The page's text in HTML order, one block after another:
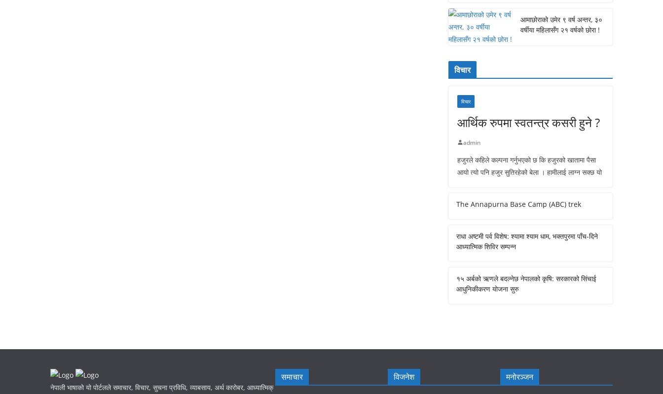
आमाछोराको उमेर ९ वर्ष अन्तर, ३०
वर्षीया महिलासँग २१ वर्षको छोरा !
विचार
विचार
आर्थिक रुपमा स्वतन्त्र कसरी हुने ?
admin
हजुरले कहिले कल्पना गर्नुभएको छ कि हजुरको खातामा पैसा
आयो त्यो पनि हजुर सुतिरहेको बेला । हामीलाई लाग्न सक्छ यो
The Annapurna Base Camp (ABC) trek
राधा अष्टमी पर्व विशेष: श्यामा श्याम धाम, भक्तपुरमा पाँच-दिने
आध्यात्मिक शिविर सम्पन्न
१५ अर्बको ऋणले बदल्नेछ नेपालको कृषि: सरकारको सिंचाई
आधुनिकीकरण योजना सुरु
नेपाली भाषाको यो पोर्टलले समाचार, विचार, सुचना प्रविधि, व्याबसाय, अर्थ कारोबर, आध्यात्मिक्
समाचार विजनेश मनोरञ्जन